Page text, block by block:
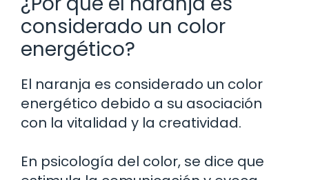
considerado un color
energético?
El naranja es considerado un color
energético debido a su asociación
con la vitalidad y la creatividad.
En psicología del color, se dice que